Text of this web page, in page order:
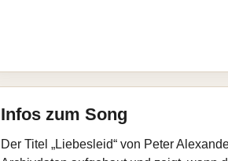
Infos zum Song
Der Titel „Liebesleid“ von Peter